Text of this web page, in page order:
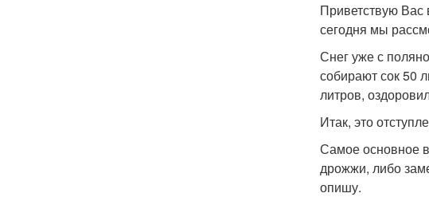
Приветствую Вас
сегодня мы
Снег уже с
собирают сок 50
литров,
Итак, это
Самое основное
дрожжи, либо
опишу.